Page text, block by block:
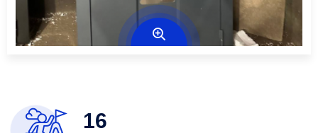
16